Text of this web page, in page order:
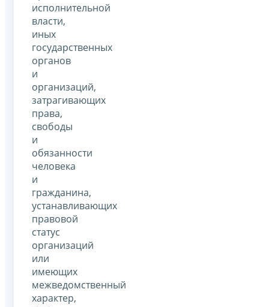
исполнительной
власти,
иных
государственных
органов
и
организаций,
затрагивающих
права,
свободы
и
обязанности
человека
и
гражданина,
устанавливающих
правовой
статус
организаций
или
имеющих
межведомственный
характер,